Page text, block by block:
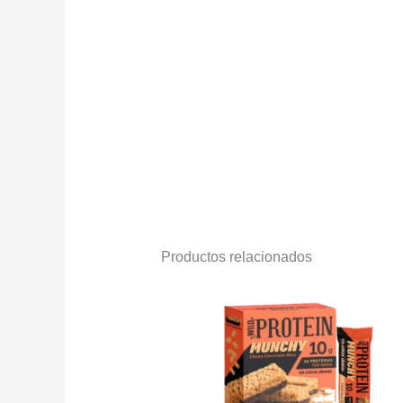
Productos relacionados